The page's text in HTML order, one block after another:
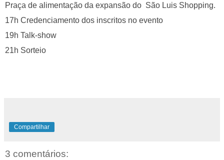
Praça de alimentação da expansão do São Luis Shopping.
17h Credenciamento dos inscritos no evento
19h Talk-show
21h Sorteio
Compartilhar
3 comentários: